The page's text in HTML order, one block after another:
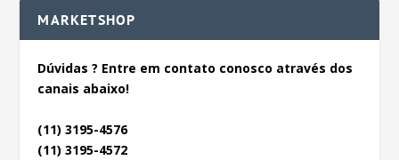
MARKETSHOP
Dúvidas ? Entre em contato conosco através dos
canais abaixo!
(11) 3195-4576
(11) 3195-4572